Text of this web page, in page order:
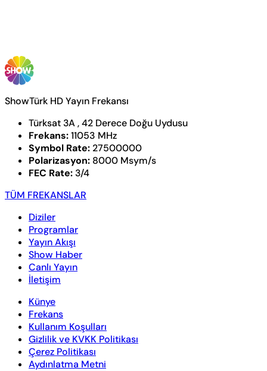
ShowTürk HD Yayın Frekansı
Türksat 3A , 42 Derece Doğu Uydusu
Frekans:11053 MHz
Symbol Rate: 27500000
Polarizasyon: 8000 Msym/s
FEC Rate: 3/4
TÜM FREKANSLAR
Diziler
Programlar
Yayın Akışı
Show Haber
Canlı Yayın
İletişim
Künye
Frekans
Kullanım Koşulları
Gizlilik ve KVKK Politikası
Çerez Politikası
Aydınlatma Metni